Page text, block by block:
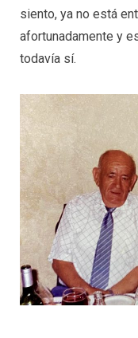
siento, ya no está
afortunadamente y
todavía sí.